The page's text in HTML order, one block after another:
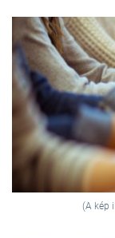
(A kép